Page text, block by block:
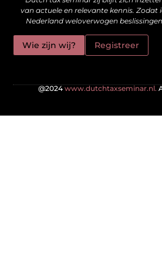
van actuele en relevante kennis. Zodat
Nederland weloverwogen
Wie zijn wij? Registreer
@2024www.dutchtaxseminar.nl.